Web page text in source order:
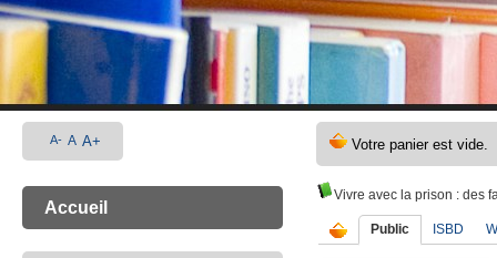
Vivre avec la prison : des
Public ISBD
A- A A+
Accueil